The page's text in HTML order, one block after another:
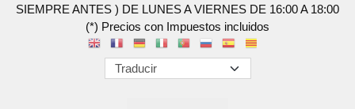
SIEMPRE ANTES ) DE LUNES A VIERNES DE 16:00 A 18:00
(*) Precios con Impuestos incluidos